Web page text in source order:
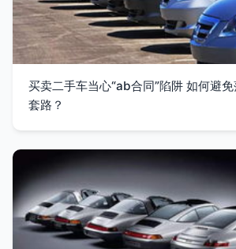
买卖二手车当心“ab合同”陷阱 如何避
套路？